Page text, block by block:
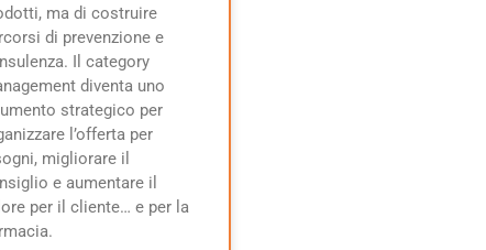
ma di costruire
di prevenzione e
Il category
diventa uno
strategico per
l’offerta per
migliorare il
e aumentare il
per il cliente… e per la